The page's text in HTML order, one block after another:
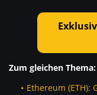
Zum gleichen Thema:
Ethereum (ETH):